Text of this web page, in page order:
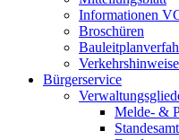
Informationen
Broschüren
Bürgerservice
Melde- &
Standesamt